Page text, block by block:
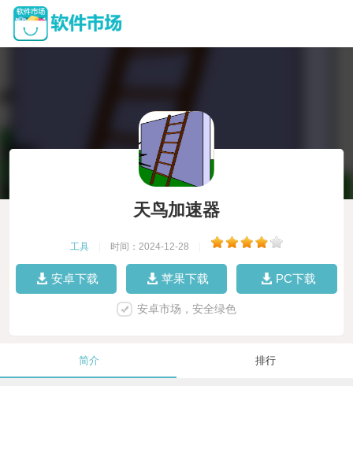
天鸟加速器
工具 时间：2024-12-28
安卓下载 苹果下载 PC下载
安卓市场，安全绿色
简介 排行